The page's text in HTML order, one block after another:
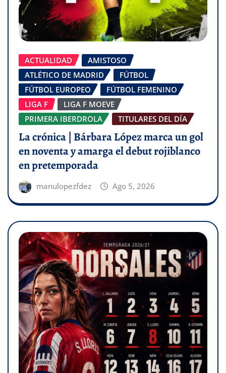
ACTUALIDAD
AMISTOSO
ATLÉTICO DE MADRID
FÚTBOL
FÚTBOL EUROPEO
FÚTBOL FEMENINO
LIGA F
LIGA F MOEVE
PRIMERA IBERDROLA
TITULARES DEL DÍA
La crónica | Bárbara López marca un gol
en noventa y amarga el debut rojiblanco
en pretemporada
manulopezfdez Ago 5, 2026